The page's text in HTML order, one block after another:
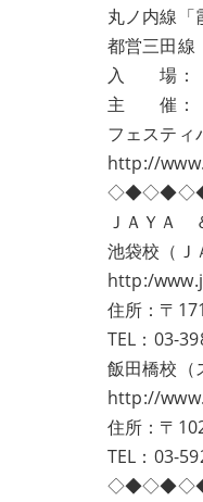
丸ノ内線「
都営三田線
入 場：
主 催：
フェスティ
http://
ＪＡＹＡ
池袋校（Ｊ
http:/
住所：〒
TEL：03-
飯田橋校（
http://
住所：〒
TEL：03-